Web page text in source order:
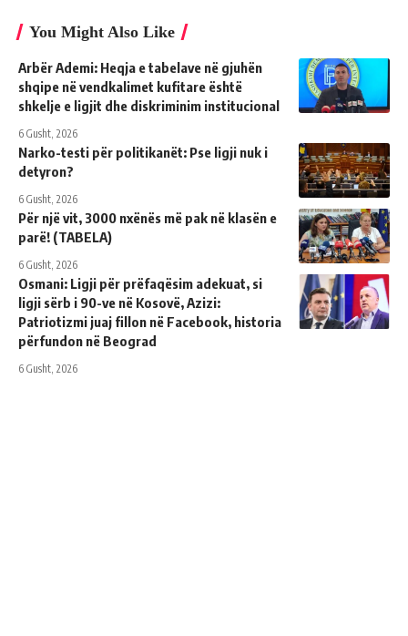
You Might Also Like
Arbër Ademi: Heqja e tabelave në gjuhën
shqipe në vendkalimet kufitare është
shkelje e ligjit dhe diskriminim institucional
6 Gusht, 2026
Narko-testi për politikanët: Pse ligji nuk i
detyron?
6 Gusht, 2026
Për një vit, 3000 nxënës më pak në klasën e
parë! (TABELA)
6 Gusht, 2026
Osmani: Ligji për prëfaqësim adekuat, si
ligji sërb i 90-ve në Kosovë, Azizi:
Patriotizmi juaj fillon në Facebook, historia
përfundon në Beograd
6 Gusht, 2026